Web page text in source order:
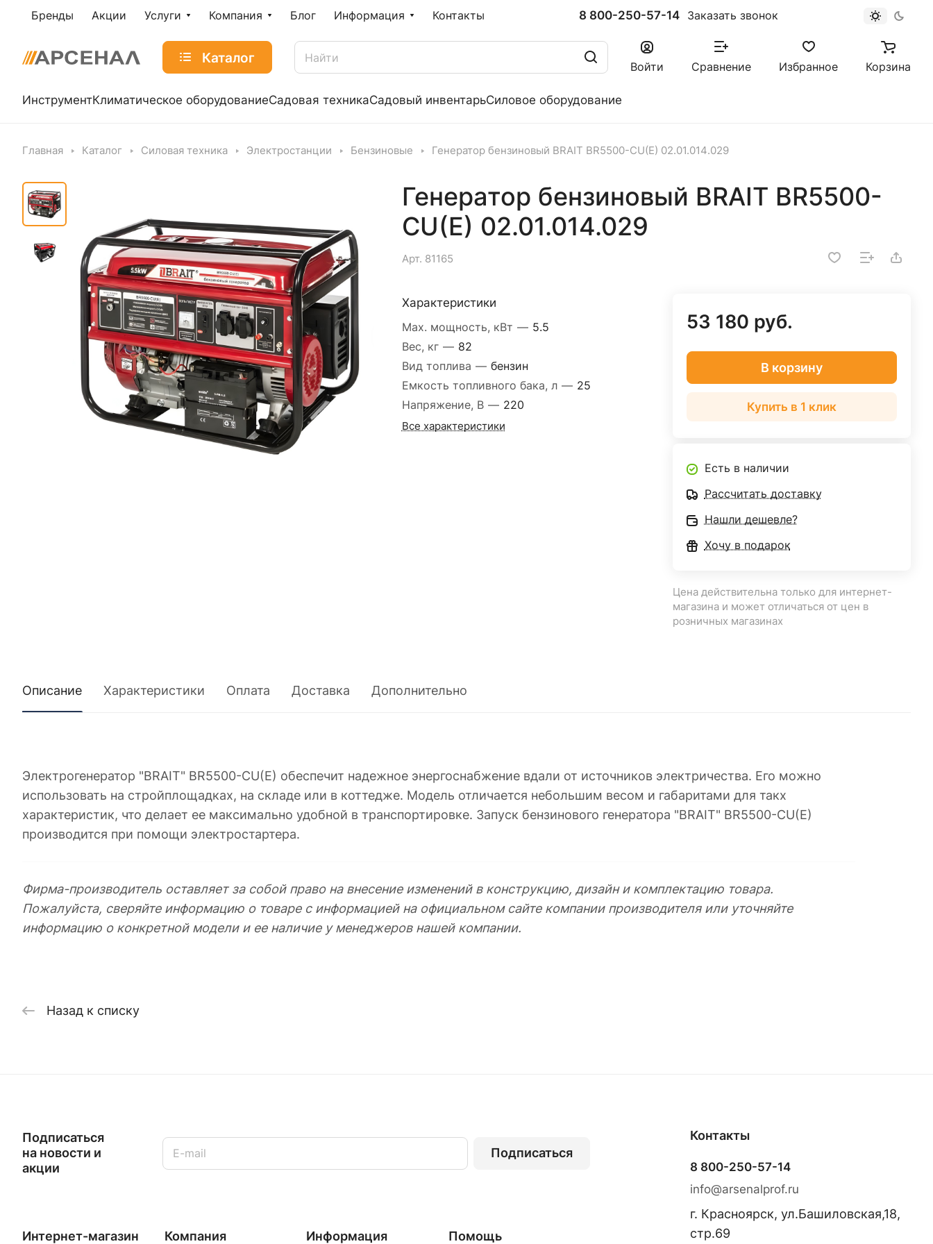
Бренды Акции Услуги Компания Блог Информация Контакты 8 800-250-57-14 Заказать звонок
Каталог
Войти Сравнение Избранное Корзина
ИнструментКлиматическое оборудованиеСадовая техникаСадовый инвентарьСиловое оборудование
Главная Каталог Силовая техника Электростанции Бензиновые Генератор бензиновый BRAIT BR5500-CU(Е) 02.01.014.029
Генератор бензиновый BRAIT BR5500-
CU(Е) 02.01.014.029
Арт. 81165
Характеристики
Max. мощность, кВт — 5.5
Вес, кг — 82
Вид топлива — бензин
Емкость топливного бака, л — 25
Напряжение, В — 220
Все характеристики
53 180 руб.
В корзину
Купить в 1 клик
Есть в наличии
Рассчитать доставку
Нашли дешевле?
Хочу в подарок
Цена действительна только для интернет-
магазина и может отличаться от цен в
розничных магазинах
Описание Характеристики Оплата Доставка Дополнительно
Электрогенератор "BRAIT" BR5500-CU(E) обеспечит надежное энергоснабжение вдали от источников электричества. Его можно
использовать на стройплощадках, на складе или в коттедже. Модель отличается небольшим весом и габаритами для такх
характеристик, что делает ее максимально удобной в транспортировке. Запуск бензинового генератора "BRAIT" BR5500-CU(E)
производится при помощи электростартера.
Фирма-производитель оставляет за собой право на внесение изменений в конструкцию, дизайн и комплектацию товара.
Пожалуйста, сверяйте информацию о товаре с информацией на официальном сайте компании производителя или уточняйте
информацию о конкретной модели и ее наличие у менеджеров нашей компании.
Назад к списку
Подписаться
на новости и
акции
Подписаться
Интернет-магазин Компания Информация Помощь
Контакты
8 800-250-57-14
info@arsenalprof.ru
г. Красноярск, ул.Башиловская,18,
стр.69